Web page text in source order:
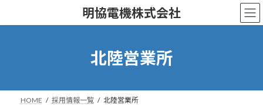
明協電機株式会社
北陸営業所
HOME 採用情報一覧 北陸営業所